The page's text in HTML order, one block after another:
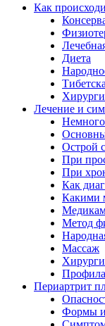
Как
Диета
Лечение и
Немного
Острой
При
При
Как
Какими
Метод
Массаж
Периартрит
Формы и